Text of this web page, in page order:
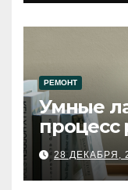
РЕМОНТ
Умные
процесс
28 ДЕКАБРЯ,